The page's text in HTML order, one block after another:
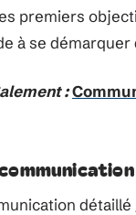
premiers
à se
: